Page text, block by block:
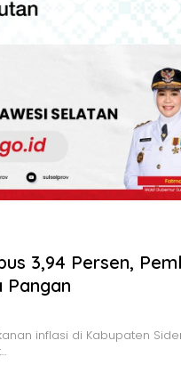
3,94 Persen,
Pangan
inflasi di Kabupaten